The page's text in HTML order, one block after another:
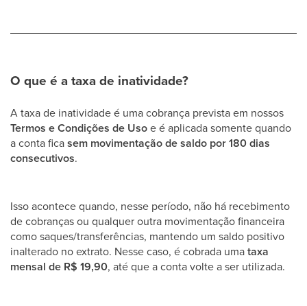
O que é a taxa de inatividade?
A taxa de inatividade é uma cobrança prevista em nossos
Termos e Condições de Usoe é aplicada somente quando
a conta ficasem movimentação de saldo por 180dias
consecutivos.
Isso acontece quando, nesse período, não há recebimento
de cobranças ou qualquer outra movimentação financeira
como saques/transferências, mantendo um saldo positivo
inalterado no extrato. Nesse caso, é cobrada umataxa
mensal de R$ 19,90, até que a conta volte a ser utilizada.